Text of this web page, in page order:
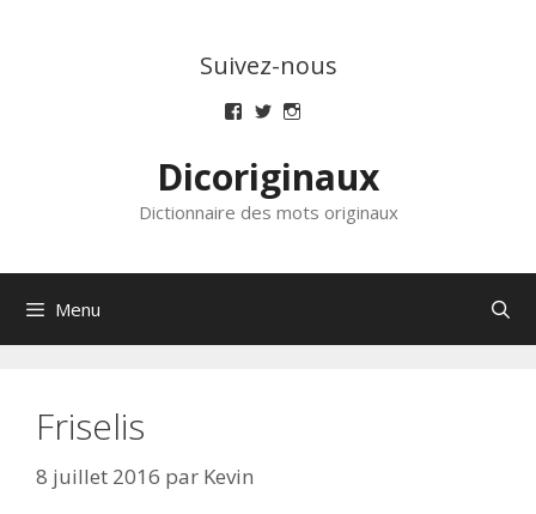
Suivez-nous
Voir
de
dicoriginaux
sur
Facebook
Voir
de
dicoriginaux
sur
Twitter
de
dicoriginaux
sur
Instagram
Dicoriginaux
Dictionnaire des mots originaux
Menu
Friselis
8 juillet 2016 par Kevin